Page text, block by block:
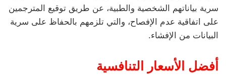
سرية بياناتهم الشخصية والطبية، عن طريق توقيع المترجمين
على اتفاقية عدم الإفصاح، والتي تلزمهم بالحفاظ على سرية
البيانات من الإفشاء.
أفضل الأسعار التنافسية